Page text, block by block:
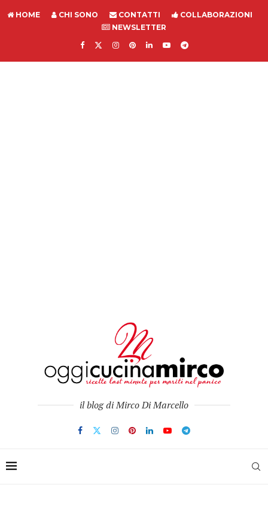
HOME CHI SONO CONTATTI
COLLABORAZIONI
NEWSLETTER
il blog di Mirco Di Marcello